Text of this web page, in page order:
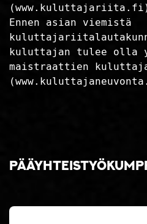
Ennen asian viemistä
kuluttajan tulee olla
maistraattien